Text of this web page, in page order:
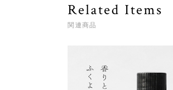
Related Items
関連商品